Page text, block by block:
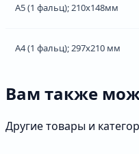
А5 (1 фальц); 210х148мм
A4 (1 фальц); 297х210 мм
Вам также
Другие товары и